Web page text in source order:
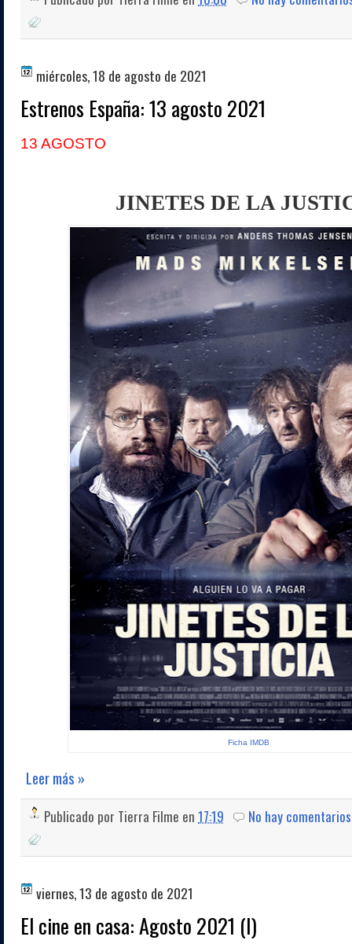
miércoles, 18 de agosto de 2021
Estrenos España: 13 agosto 2021
13 AGOSTO
JINETES DE LA
Ficha IMDB
Leer más »
Publicado por Tierra Filme en 17:19 No hay
viernes, 13 de agosto de 2021
El cine en casa: Agosto 2021 (I)